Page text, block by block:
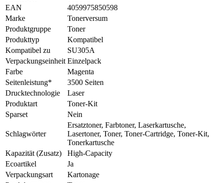
EAN
4059975850598
Marke
Tonerversum
Produktgruppe
Toner
Produkttyp
Kompatibel
Kompatibel zu
SU305A
Verpackungseinheit Einzelpack
Farbe
Magenta
Seitenleistung*
3500 Seiten
Drucktechnologie
Laser
Produktart
Toner-Kit
Sparset
Nein
Schlagwörter
Ersatztoner, Farbtoner, Laserkartusche,
Lasertoner, Toner, Toner-Cartridge, Toner-Kit,
Tonerkartusche
Kapazität (Zusatz)
High-Capacity
Ecoartikel
Ja
Verpackungsart
Kartonage